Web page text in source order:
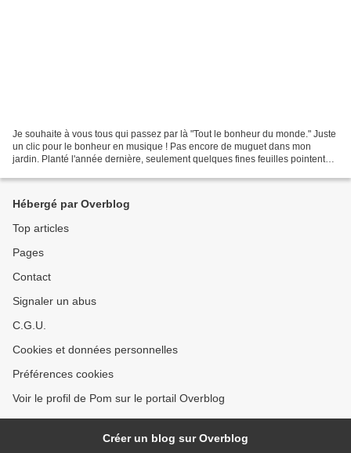
Je souhaite à vous tous qui passez par là "Tout le bonheur du monde." Juste
un clic pour le bonheur en musique ! Pas encore de muguet dans mon
jardin. Planté l'année dernière, seulement quelques fines feuilles pointent
Hébergé par Overblog
Top articles
Pages
Contact
Signaler un abus
C.G.U.
Cookies et données personnelles
Préférences cookies
Voir le profil de Pom sur le portail Overblog
Créer un blog sur Overblog